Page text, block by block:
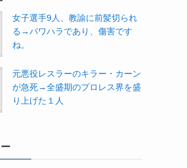
女子選手9人、教諭に前髪切られ
る→パワハラであり、傷害です
ね。
元悪役レスラーのキラー・カーン
が急死→全盛期のプロレス界を盛
り上げた１人